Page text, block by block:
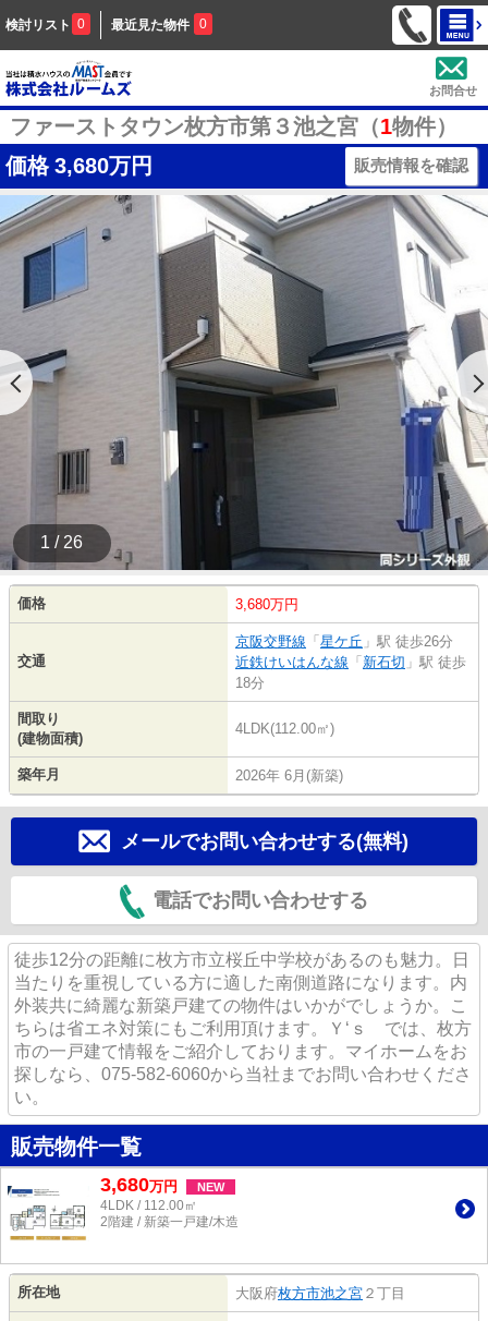
検討リスト 0 最近見た物件 0
お問合せ
ファーストタウン枚方市第３池之宮（1物件）
価格 3,680万円 販売情報を確認
1 / 26
価格 3,680万円
交通
京阪交野線 「 星ケ丘 」駅 徒歩26分
近鉄けいはんな線 「 新石切 」駅 徒歩
18分
間取り
(建物面積)
4LDK(112.00㎡)
築年月 2026年 6月(新築)
メールでお問い合わせする(無料)
電話でお問い合わせする
徒歩12分の距離に枚方市立桜丘中学校があるのも魅力。日
当たりを重視している方に適した南側道路になります。内
外装共に綺麗な新築戸建ての物件はいかがでしょうか。こ
ちらは省エネ対策にもご利用頂けます。Ｙ‘ｓ では、枚方
市の一戸建て情報をご紹介しております。マイホームをお
探しなら、075-582-6060から当社までお問い合わせくださ
い。
販売物件一覧
3,680万円 NEW
4LDK / 112.00㎡
2階建 / 新築一戸建/木造
所在地 大阪府枚方市池之宮 ２丁目